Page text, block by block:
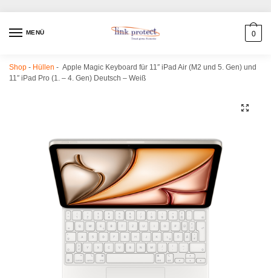
MENÜ 0
Shop - Hüllen - Apple Magic Keyboard für 11″ iPad Air (M2 und 5. Gen) und
11″ iPad Pro (1. – 4. Gen) Deutsch – Weiß